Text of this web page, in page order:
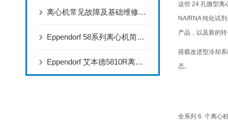
离心机常见故障及基础维修方法
Eppendorf 58系列离心机简要操作说明
Eppendorf 艾本德5810R离心机简要操作说明
这些 24 孔微型离
NA/RNA 纯化试
产品，以及新的
搭载改进型冷却
态。
全系列 6 个离心